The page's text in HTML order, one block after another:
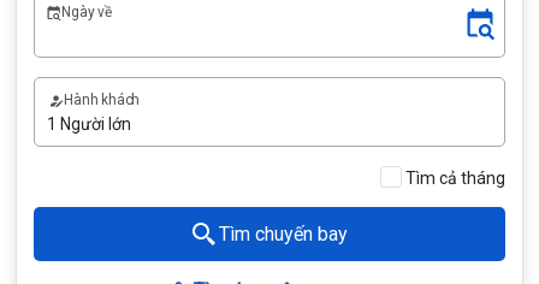
Ngày về
Hành khách
Tìm cả tháng
Tìm chuyến bay